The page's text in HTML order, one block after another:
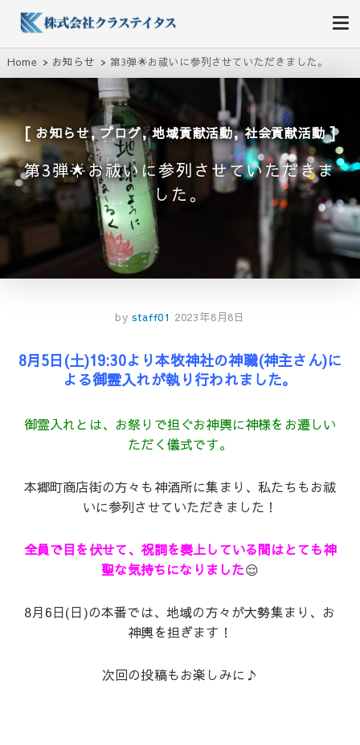
株式会社クラステイタス
地域のコミュニティーを大切にする企業
Home お知らせ 第3弾🌟お祓いに参列させていただきました。
お知らせ,ブログ,地域貢献活動,社会貢献活動
第3弾🌟お祓いに参列させていただきま
した。
by staff01 2023年8月8日
8月5日(土)19:30より本牧神社の神職(神主さん)に
よる御霊入れが執り行われました。
御霊入れとは、お祭りで担ぐお神輿に神様をお遷しい
ただく儀式です。
本郷町商店街の方々も神酒所に集まり、私たちもお祓
いに参列させていただきました！
全員で目を伏せて、祝詞を奏上している間はとても神
聖な気持ちになりました😌
8月6日(日)の本番では、地域の方々が大勢集まり、お
神輿を担ぎます！
次回の投稿もお楽しみに♪